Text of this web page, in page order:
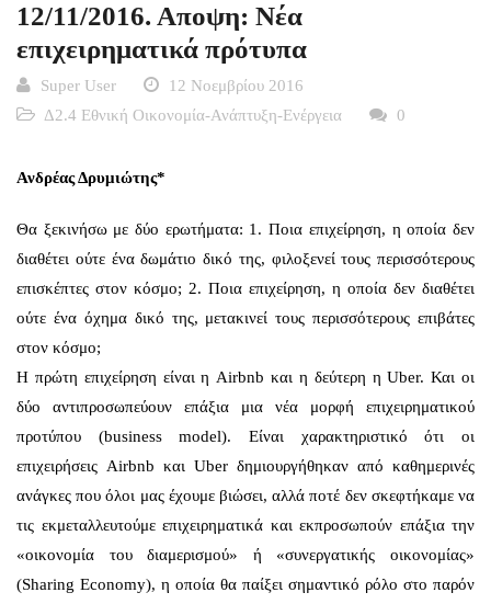
12/11/2016. Αποψη: Νέα
επιχειρηματικά πρότυπα
Super User
12 Νοεμβρίου 2016
Δ2.4 Εθνική Οικονομία-Ανάπτυξη-Ενέργεια
0
Ανδρέας Δρυμιώτης*
Θα ξεκινήσω με δύο ερωτήματα: 1. Ποια επιχείρηση, η οποία δεν
διαθέτει ούτε ένα δωμάτιο δικό της, φιλοξενεί τους περισσότερους
επισκέπτες στον κόσμο; 2. Ποια επιχείρηση, η οποία δεν διαθέτει
ούτε ένα όχημα δικό της, μετακινεί τους περισσότερους επιβάτες
στον κόσμο;
Η πρώτη επιχείρηση είναι η Airbnb και η δεύτερη η Uber. Και οι
δύο αντιπροσωπεύουν επάξια μια νέα μορφή επιχειρηματικού
προτύπου (business model). Είναι χαρακτηριστικό ότι οι
επιχειρήσεις Airbnb και Uber δημιουργήθηκαν από καθημερινές
ανάγκες που όλοι μας έχουμε βιώσει, αλλά ποτέ δεν σκεφτήκαμε να
τις εκμεταλλευτούμε επιχειρηματικά και εκπροσωπούν επάξια την
«οικονομία του διαμερισμού» ή «συνεργατικής οικονομίας»
(Sharing Economy), η οποία θα παίξει σημαντικό ρόλο στο παρόν